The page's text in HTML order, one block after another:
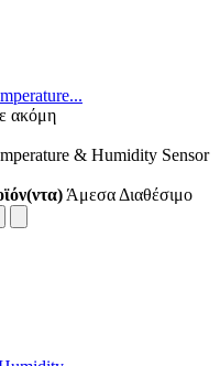
ακόμη
& Humidity Sensor
Άμεσα Διαθέσιμο